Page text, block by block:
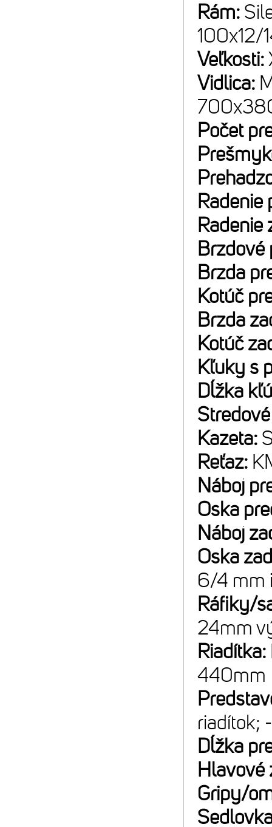
Rám:
100x12/
Veľkosti:
Vidlica:
Počet
Radenie
Radenie
Brzda
Kotúč
Brzda
Kotúč
Kľuky s
Dĺžka
Kazeta:
Reťaz:
Náboj
Oska
Náboj
Oska
6/4 mm
Ráfiky/
24mm
Riadítka:
440mm
riadítok;
Dĺžka
Hlavové
Gripy/